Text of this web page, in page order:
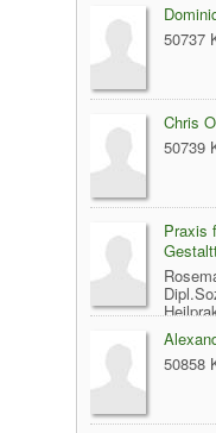
50737
Chris
50739
Praxis
50827 Köln
50858